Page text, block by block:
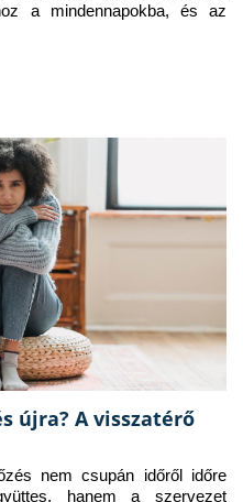
a mindennapokba, és az
újra? A visszatérő
nem csupán időről időre
hanem a szervezet